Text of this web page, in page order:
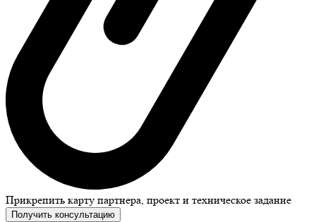
Прикрепить карту партнера, проект и техническое задание
Получить консультацию